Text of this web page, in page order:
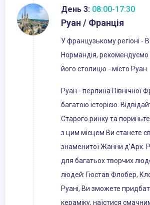
День 3: 08:00-17:30
Руан / Франція
У французькому регіоні -
Нормандія, рекомендуємо
його столицю - місто Руан.
Руан - перлина Північної
багатою історією.
Старого ринку та
з цим місцем Ви станете
знаменитої Жанни д'Арк.
для багатьох творчих
людей: Гюстав Флобер,
Руані, Ви зможете
кераміку, наїстися